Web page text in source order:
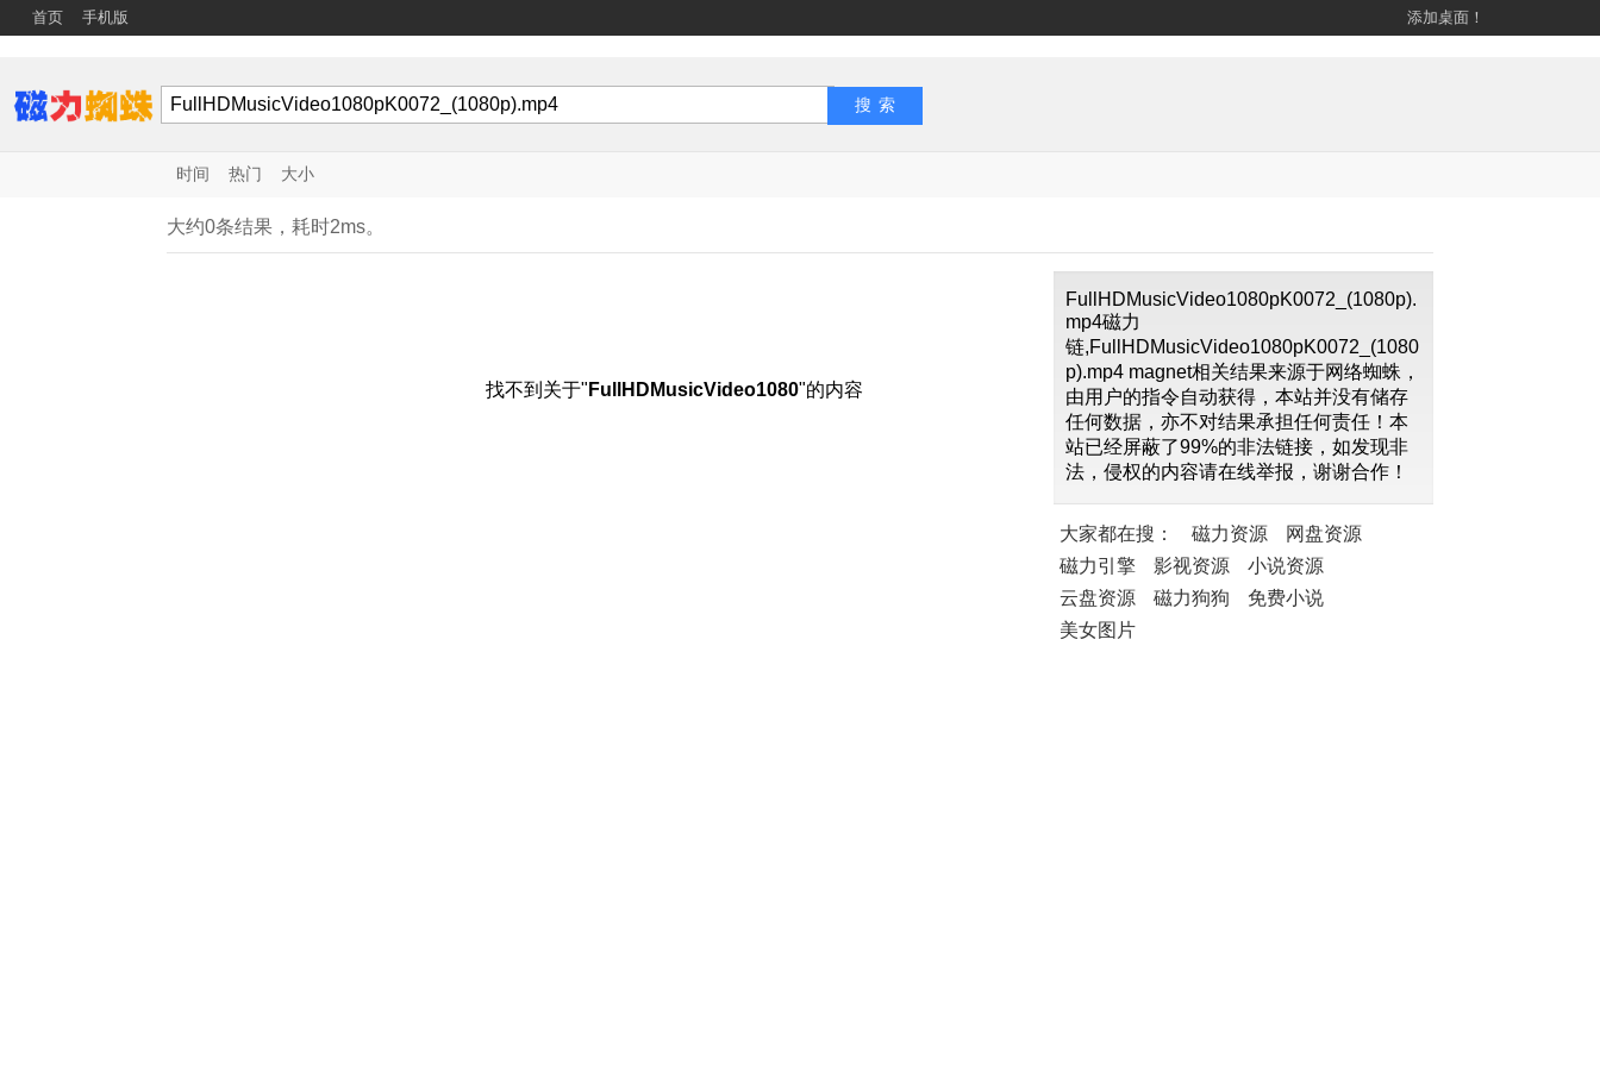
首页 手机版 添加桌面！
时间 热门 大小
大约0条结果，耗时2ms。
找不到关于" FullHDMusicVideo1080"的内容
FullHDMusicVideo1080pK0072_(1080p).
mp4磁力
链,FullHDMusicVideo1080pK0072_(1080
p).mp4 magnet相关结果来源于网络蜘蛛，
由用户的指令自动获得，本站并没有储存
任何数据，亦不对结果承担任何责任！本
站已经屏蔽了99%的非法链接，如发现非
法，侵权的内容请在线举报，谢谢合作！
大家都在搜： 磁力资源
网盘资源
磁力引擎
影视资源
小说资源
云盘资源
磁力狗狗
免费小说
美女图片